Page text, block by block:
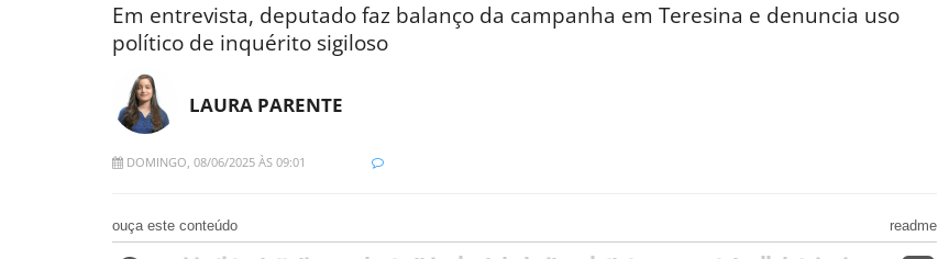
Em entrevista, deputado faz balanço da campanha em Teresina e denuncia uso
político de inquérito sigiloso
LAURA PARENTE
DOMINGO, 08/06/2025 ÀS 09:01
ouça este conteúdo readme